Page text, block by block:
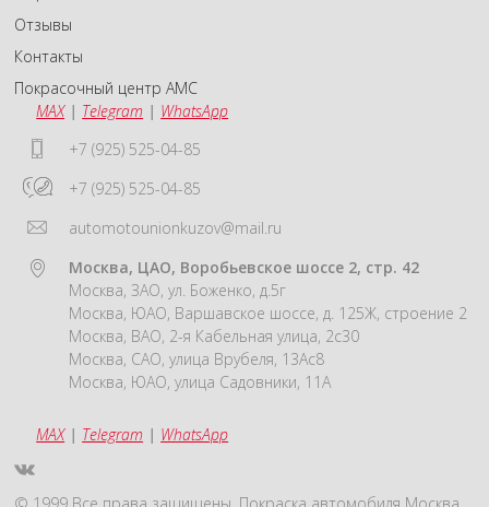
Отзывы
Контакты
Покрасочный центр АМС
MAX| Telegram | WhatsApp
+7 (925) 525-04-85
+7 (925) 525-04-85
automotounionkuzov@mail.ru
Москва, ЦАО, Воробьевское шоссе 2, стр. 42
Москва, ЗАО, ул. Боженко, д.5г
Москва, ЮАО, Варшавское шоссе, д. 125Ж, строение 2
Москва, ВАО, 2-я Кабельная улица, 2с30
Москва, САО, улица Врубеля, 13Ас8
Москва, ЮАО, улица Садовники, 11А
MAX| Telegram | WhatsApp